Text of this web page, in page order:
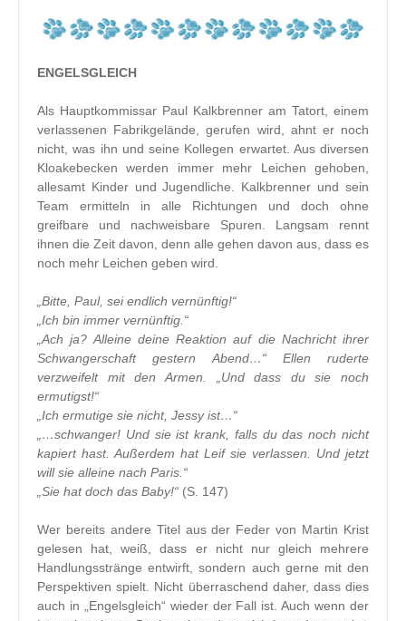
ENGELSGLEICH
Als Hauptkommissar Paul Kalkbrenner am Tatort, einem
verlassenen Fabrikgelände, gerufen wird, ahnt er noch
nicht, was ihn und seine Kollegen erwartet. Aus diversen
Kloakebecken werden immer mehr Leichen gehoben,
allesamt Kinder und Jugendliche. Kalkbrenner und sein
Team ermitteln in alle Richtungen und doch ohne
greifbare und nachweisbare Spuren. Langsam rennt
ihnen die Zeit davon, denn alle gehen davon aus, dass es
noch mehr Leichen geben wird.
„Bitte, Paul, sei endlich vernünftig!“
„Ich bin immer vernünftig.“
„Ach ja? Alleine deine Reaktion auf die Nachricht ihrer
Schwangerschaft gestern Abend…“ Ellen ruderte
verzweifelt mit den Armen. „Und dass du sie noch
ermutigst!“
„Ich ermutige sie nicht, Jessy ist…“
„…schwanger! Und sie ist krank, falls du das noch nicht
kapiert hast. Außerdem hat Leif sie verlassen. Und jetzt
will sie alleine nach Paris.“
„Sie hat doch das Baby!“ (S. 147)
Wer bereits andere Titel aus der Feder von Martin Krist
gelesen hat, weiß, dass er nicht nur gleich mehrere
Handlungsstränge entwirft, sondern auch gerne mit den
Perspektiven spielt. Nicht überraschend daher, dass dies
auch in „Engelsgleich“ wieder der Fall ist. Auch wenn der